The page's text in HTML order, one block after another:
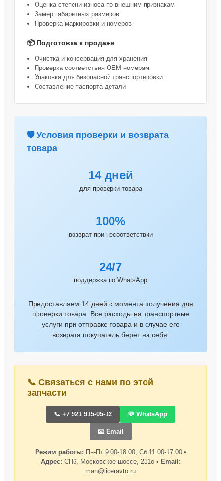
Оценка степени износа по внешним признакам
Замер габаритных размеров
Проверка маркировки и номеров
📦 Подготовка к продаже
Очистка и консервация для хранения
Проверка соответствия OEM номерам
Упаковка для безопасной транспортировки
Составление паспорта детали
🛡️ Условия проверки и возврата
товара
14 дней
для проверки товара
100%
возврат при несоответствии
24/7
поддержка по WhatsApp
Предоставляем 14 дней с момента получения для
проверки товара. Все расходы на транспортные
услуги при отправке товара и в случае его
возврата покупатель берет на себя.
📞 Связаться с нами по этой
запчасти
📞 +7 921 915-05-12 💬 WhatsApp
📧 Email
Режим работы: Пн-Пт 9:00-18:00, Сб 11:00-17:00 •
Адрес: СПб, Московское шоссе, 231о • Email:
man@lideravto.ru